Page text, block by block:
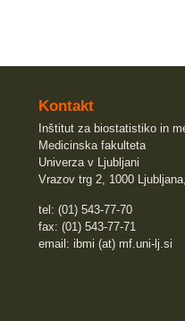
Kontakt
Inštitut za biostatistiko in
Medicinska fakulteta
Univerza v Ljubljani
Vrazov trg 2, 1000
tel: (01) 543-77-70
fax: (01) 543-77-71
email: ibmi (at) mf.uni-lj.si